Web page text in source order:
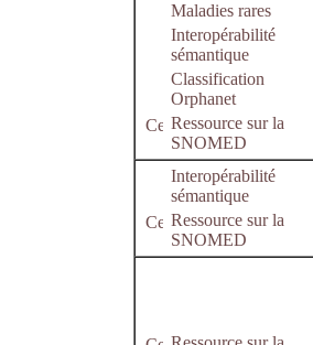
Maladies rares
Interopérabilité
sémantique
Classification
Orphanet
Ressource sur la
SNOMED
Interopérabilité
sémantique
Ressource sur la
SNOMED